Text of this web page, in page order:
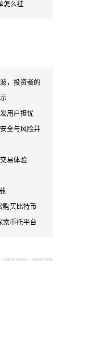
怎么挂
，投资者的
用户担忧
全与风险并
易体验
购买比特币
索币托平台